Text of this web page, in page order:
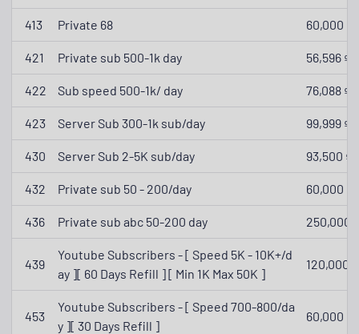
413 Private 68 60,000 ₫
421 Private sub 500-1k day 56,596 ₫
422 Sub speed 500-1k/ day 76,088 ₫
423 Server Sub 300-1k sub/day 99,999 ₫
430 Server Sub 2-5K sub/day 93,500 ₫
432 Private sub 50 - 200/day 60,000 ₫
436 Private sub abc 50-200 day 250,000 ₫
439
Youtube Subscribers - [ Speed 5K - 10K+/d
ay ][ 60 Days Refill ] [ Min 1K Max 50K ]
120,000 ₫
453
Youtube Subscribers - [ Speed 700-800/da
y ][ 30 Days Refill ]
60,000 ₫